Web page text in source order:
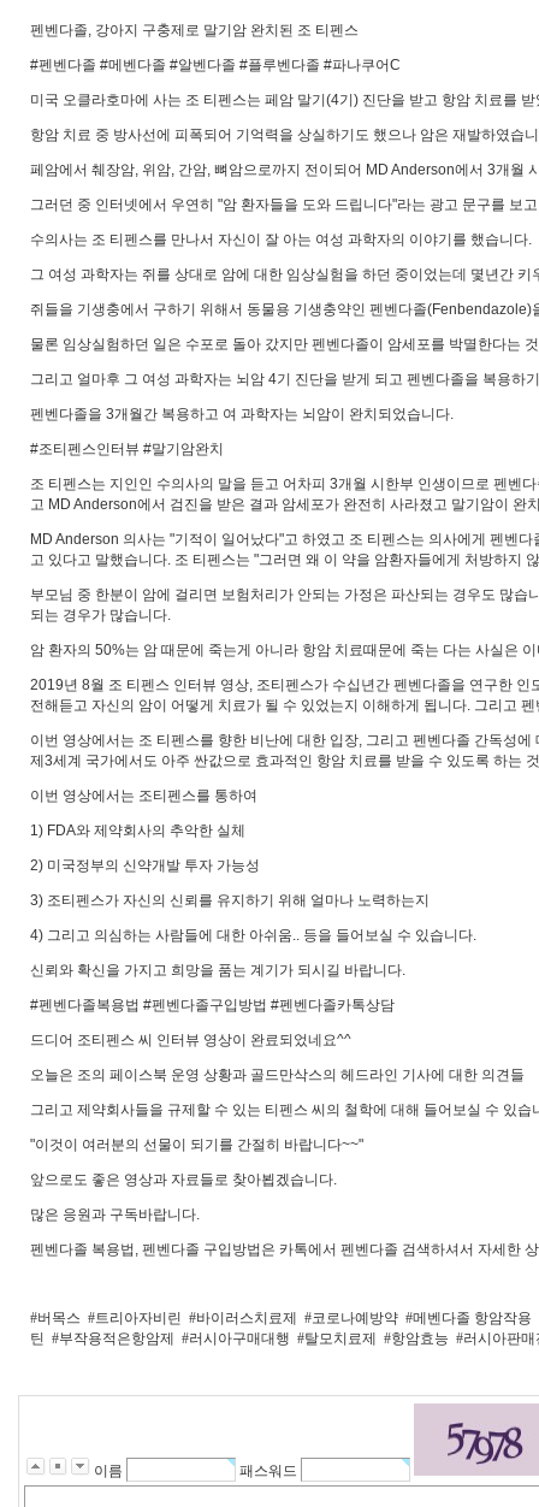
펜벤다졸, 강아지 구충제로 말기암 완치된 조 티펜스
#펜벤다졸 #메벤다졸 #알벤다졸 #플루벤다졸 #파나쿠어C
미국 오클라호마에 사는 조 티펜스는 페암 말기(4기) 진단을 받고 항암 치료를
항암 치료 중 방사선에 피폭되어 기억력을 상실하기도 했으나 암은 재발하였습
페암에서 췌장암, 위암, 간암, 뼈암으로까지 전이되어 MD Anderson에서 3개월
그러던 중 인터넷에서 우연히 "암 환자들을 도와 드립니다"라는 광고 문구를 보
수의사는 조 티펜스를 만나서 자신이 잘 아는 여성 과학자의 이야기를 했습니다.
그 여성 과학자는 쥐를 상대로 암에 대한 임상실험을 하던 중이었는데 몇년간
쥐들을 기생충에서 구하기 위해서 동물용 기생충약인 펜벤다졸
물론 임상실험하던 일은 수포로 돌아 갔지만 펜벤다졸이 암세포를 박멸한다는
그리고 얼마후 그 여성 과학자는 뇌암 4기 진단을 받게 되고 펜벤다졸을 복용하
펜벤다졸을 3개월간 복용하고 여 과학자는 뇌암이 완치되었습니다.
#조티펜스인터뷰 #말기암완치
조 티펜스는 지인인 수의사의 말을 듣고 어차피 3개월 시한부 인생이므로 펜벤
고 MD Anderson에서 검진을 받은 결과 암세포가 완전히 사라졌고 말기암이 완
MD Anderson 의사는 "기적이 일어났다"고 하였고 조 티펜스는 의사에게 펜벤
고 있다고 말했습니다. 조 티펜스는 "그러면 왜 이 약을 암환자들에게 처방하지
부모님 중 한분이 암에 걸리면 보험처리가 안되는 가정은 파산되는 경우도 많
되는 경우가 많습니다.
암 환자의 50%는 암 때문에 죽는게 아니라 항암 치료때문에 죽는 다는 사실은
2019년 8월 조 티펜스 인터뷰 영상, 조티펜스가 수십년간 펜벤다졸을 연구한
전해듣고 자신의 암이 어떻게 치료가 될 수 있었는지 이해하게 됩니다. 그리고
이번 영상에서는 조 티펜스를 향한 비난에 대한 입장, 그리고 펜벤다졸 간독성
제3세계 국가에서도 아주 싼값으로 효과적인 항암 치료를 받을 수 있도록 하는
이번 영상에서는 조티펜스를 통하여
1) FDA와 제약회사의 추악한 실체
2) 미국정부의 신약개발 투자 가능성
3) 조티펜스가 자신의 신뢰를 유지하기 위해 얼마나 노력하는지
4) 그리고 의심하는 사람들에 대한 아쉬움.. 등을 들어보실 수 있습니다.
신뢰와 확신을 가지고 희망을 품는 계기가 되시길 바랍니다.
#펜벤다졸복용법 #펜벤다졸구입방법 #펜벤다졸카톡상담
드디어 조티펜스 씨 인터뷰 영상이 완료되었네요^^
오늘은 조의 페이스북 운영 상황과 골드만삭스의 헤드라인 기사에 대한 의견들
그리고 제약회사들을 규제할 수 있는 티펜스 씨의 철학에 대해 들어보실 수 있습
"이것이 여러분의 선물이 되기를 간절히 바랍니다~~"
앞으로도 좋은 영상과 자료들로 찾아뵙겠습니다.
많은 응원과 구독바랍니다.
펜벤다졸 복용법, 펜벤다졸 구입방법은 카톡에서 펜벤다졸 검색하셔서 자세한
#버목스 #트리아자비린 #바이러스치료제 #코로나예방약 #메벤다졸 항암작용
틴 #부작용적은항암제 #러시아구매대행 #탈모치료제 #항암효능 #러시아판매
이름 패스워드